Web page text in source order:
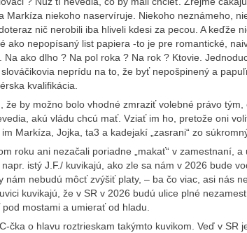
Markíza niekoho naservíruje. Niekoho neznámeho,
nič nerobili iba hliveli kdesi za pecou. A keďže
ako nepopísaný list papiera -to je pre romantické,
Na ako dlho ? Na pol roka ? Na rok ? Ktovie.
neprídu na to, že byť nepošpinený a
kvalifikácia.
že by možno bolo vhodné zmraziť volebné právo
akú vládu chcú mať. Vziať im ho, pretože oni
Markíza, Jojka, ta3 a kadejakí „zasrani“ zo
roku ani nezačali poriadne „makať“ v zamestnaní,
istý J.F./ kuvikajú, ako zle sa nám v 2026 bude
nám nebudú môcť zvýšiť platy, – ba čo viac, asi nás
kuvikajú, že v SR v 2026 budú ulice plné
mostami a umierať od hladu.
čka o hlavu roztrieskam takýmto kuvikom. Veď v SR